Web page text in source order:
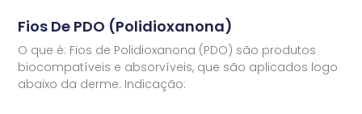
Fios De PDO (Polidioxanona)
O que é: Fios de Polidioxanona (PDO) são produtos
biocompatíveis e absorvíveis, que são aplicados logo
abaixo da derme. Indicação: